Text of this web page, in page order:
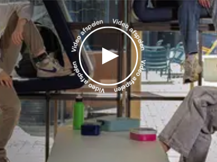
Video afspelen
Video afspelenVideo afspelen
Video afspelen